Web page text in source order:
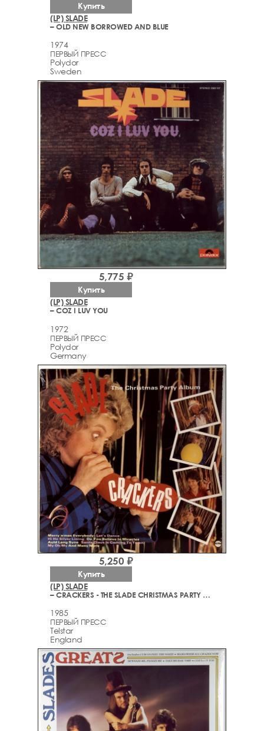
(LP) SLADE
– OLD NEW BORROWED AND BLUE
1974
ПЕРВЫЙ ПРЕСС
Polydor
Sweden
Купить
(LP) SLADE
– COZ I LUV YOU
1972
ПЕРВЫЙ ПРЕСС
Polydor
Germany
5,775 ₽
Купить
(LP) SLADE
– CRACKERS - THE SLADE CHRISTMAS PARTY ALBUM
1985
ПЕРВЫЙ ПРЕСС
Telstar
England
5,250 ₽
Купить